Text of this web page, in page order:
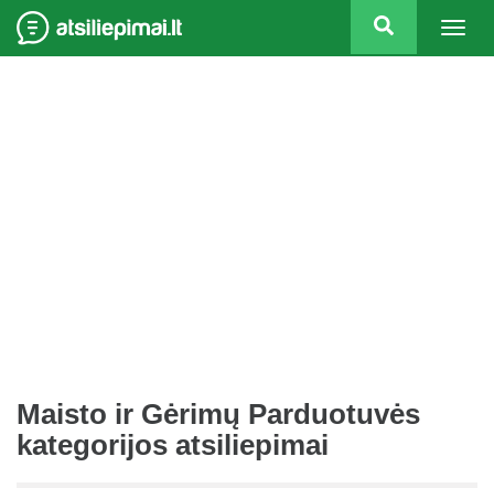
Maisto ir Gėrimų Parduotuvės
kategorijos atsiliepimai